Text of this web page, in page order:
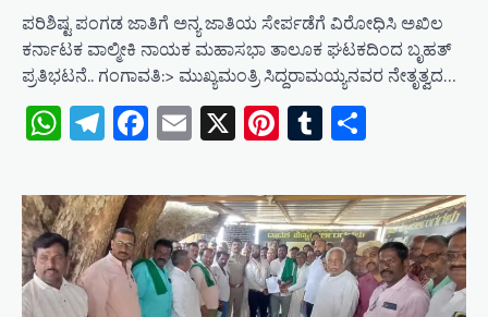
ಪರಿಶಿಷ್ಟ ಪಂಗಡ ಜಾತಿಗೆ ಅನ್ಯ ಜಾತಿಯ ಸೇರ್ಪಡೆಗೆ ವಿರೋಧಿಸಿ ಅಖಿಲ
ಕರ್ನಾಟಕ ವಾಲ್ಮೀಕಿ ನಾಯಕ ಮಹಾಸಭಾ ತಾಲೂಕ ಘಟಕದಿಂದ ಬೃಹತ್
ಪ್ರತಿಭಟನೆ.. ಗಂಗಾವತಿ:> ಮುಖ್ಯಮಂತ್ರಿ ಸಿದ್ದರಾಮಯ್ಯನವರ ನೇತೃತ್ವದ…
WhatsApp
Telegram
Facebook
Email
X Pinterest
Tumblr